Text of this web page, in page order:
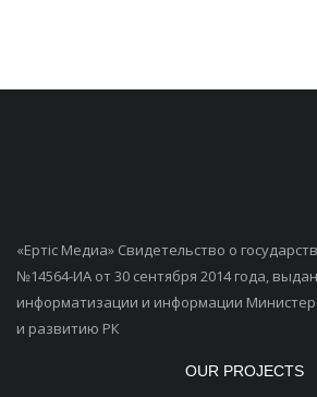
«Ертiс Медиа» Свидетельство о
№14564-ИА от 30 сентября 2014 года,
информатизации и информации
и развитию РК
OUR PROJECTS